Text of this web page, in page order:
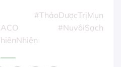
#ThảoDượcTrịMụn
#NuvôiSạch